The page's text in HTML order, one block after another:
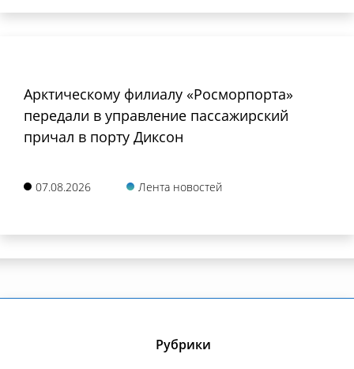
Арктическому филиалу «Росморпорта»
передали в управление пассажирский
причал в порту Диксон
07.08.2026 Лента новостей
Рубрики